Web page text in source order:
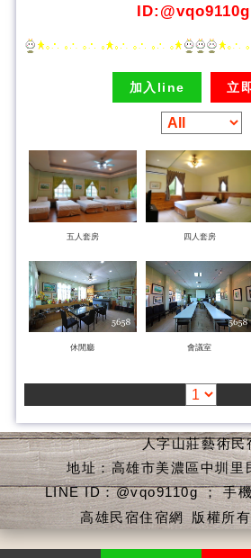
ID:@vqo9110g
加入line 立
五人套房 四人套房
休閒廳
會議室
人字山莊藝術民
地址：高雄市美濃區中圳里
LINE ID：@vqo9110g ； 手
高雄民宿住宿網 版權所